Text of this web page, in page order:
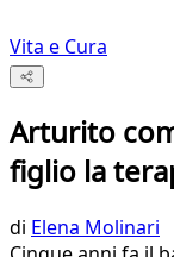
Vita e Cura
Arturito
figlio la
di Elena Molinari